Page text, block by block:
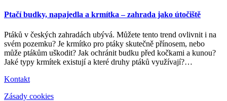
Ptačí budky, napajedla a krmítka – zahrada jako útočiště
Ptáků v českých zahradách ubývá. Můžete tento trend ovlivnit i na
svém pozemku? Je krmítko pro ptáky skutečně přínosem, nebo
může ptákům uškodit? Jak ochránit budku před kočkami a kunou?
Jaké typy krmítek existují a které druhy ptáků využívají?…
Kontakt
Zásady cookies